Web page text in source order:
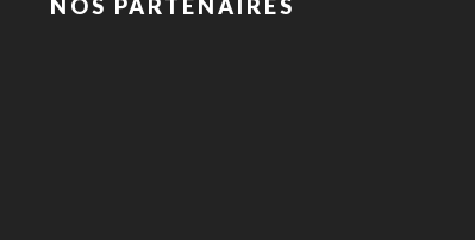
NOS PARTENAIRES